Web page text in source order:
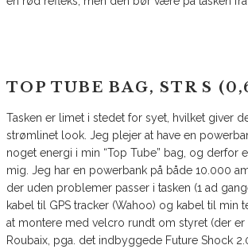
TOP TUBE BAG, STR S
Tasken er limet i stedet for syet, hvilket giver
strømlinet look. Jeg plejer at have en
noget energi i min “Top Tube” bag, og derfor
mig. Jeg har en powerbank på både 10.000
der uden problemer passer i tasken (1 ad
kabel til GPS tracker (Wahoo) og kabel til min
at montere med velcro rundt om styret (der
Roubaix, pga. det indbyggede Future Shock